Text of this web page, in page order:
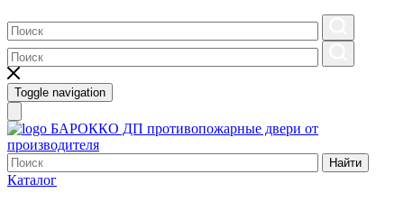
Toggle navigation
БАРОККО ДП противопожарные двери от
производителя
Найти
Каталог